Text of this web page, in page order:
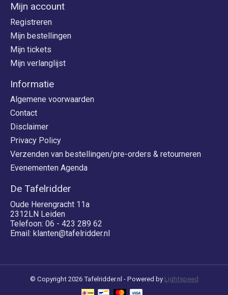
Mijn account
Registreren
Mijn bestellingen
Mijn tickets
Mijn verlanglijst
Informatie
Algemene voorwaarden
Contact
Disclaimer
Privacy Policy
Verzenden van bestellingen/pre-orders & retourneren
Evenementen Agenda
De Tafelridder
Oude Herengracht 11a
2312LN Leiden
Telefoon: 06 - 423 289 62
Email: klanten@tafelridder.nl
© Copyright 2026 Tafelridder.nl - Powered by Lightspeed